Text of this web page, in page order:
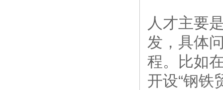
人才主要
发，具体
程。比如
开设“钢铁